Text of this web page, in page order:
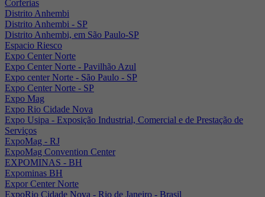
Corferias
Distrito Anhembi
Distrito Anhembi - SP
Distrito Anhembi, em São Paulo-SP
Espacio Riesco
Expo Center Norte
Expo Center Norte - Pavilhão Azul
Expo center Norte - São Paulo - SP
Expo Center Norte - SP
Expo Mag
Expo Rio Cidade Nova
Expo Usipa - Exposição Industrial, Comercial e de Prestação de
Serviços
ExpoMag - RJ
ExpoMag Convention Center
EXPOMINAS - BH
Expominas BH
Expor Center Norte
ExpoRio Cidade Nova - Rio de Janeiro - Brasil